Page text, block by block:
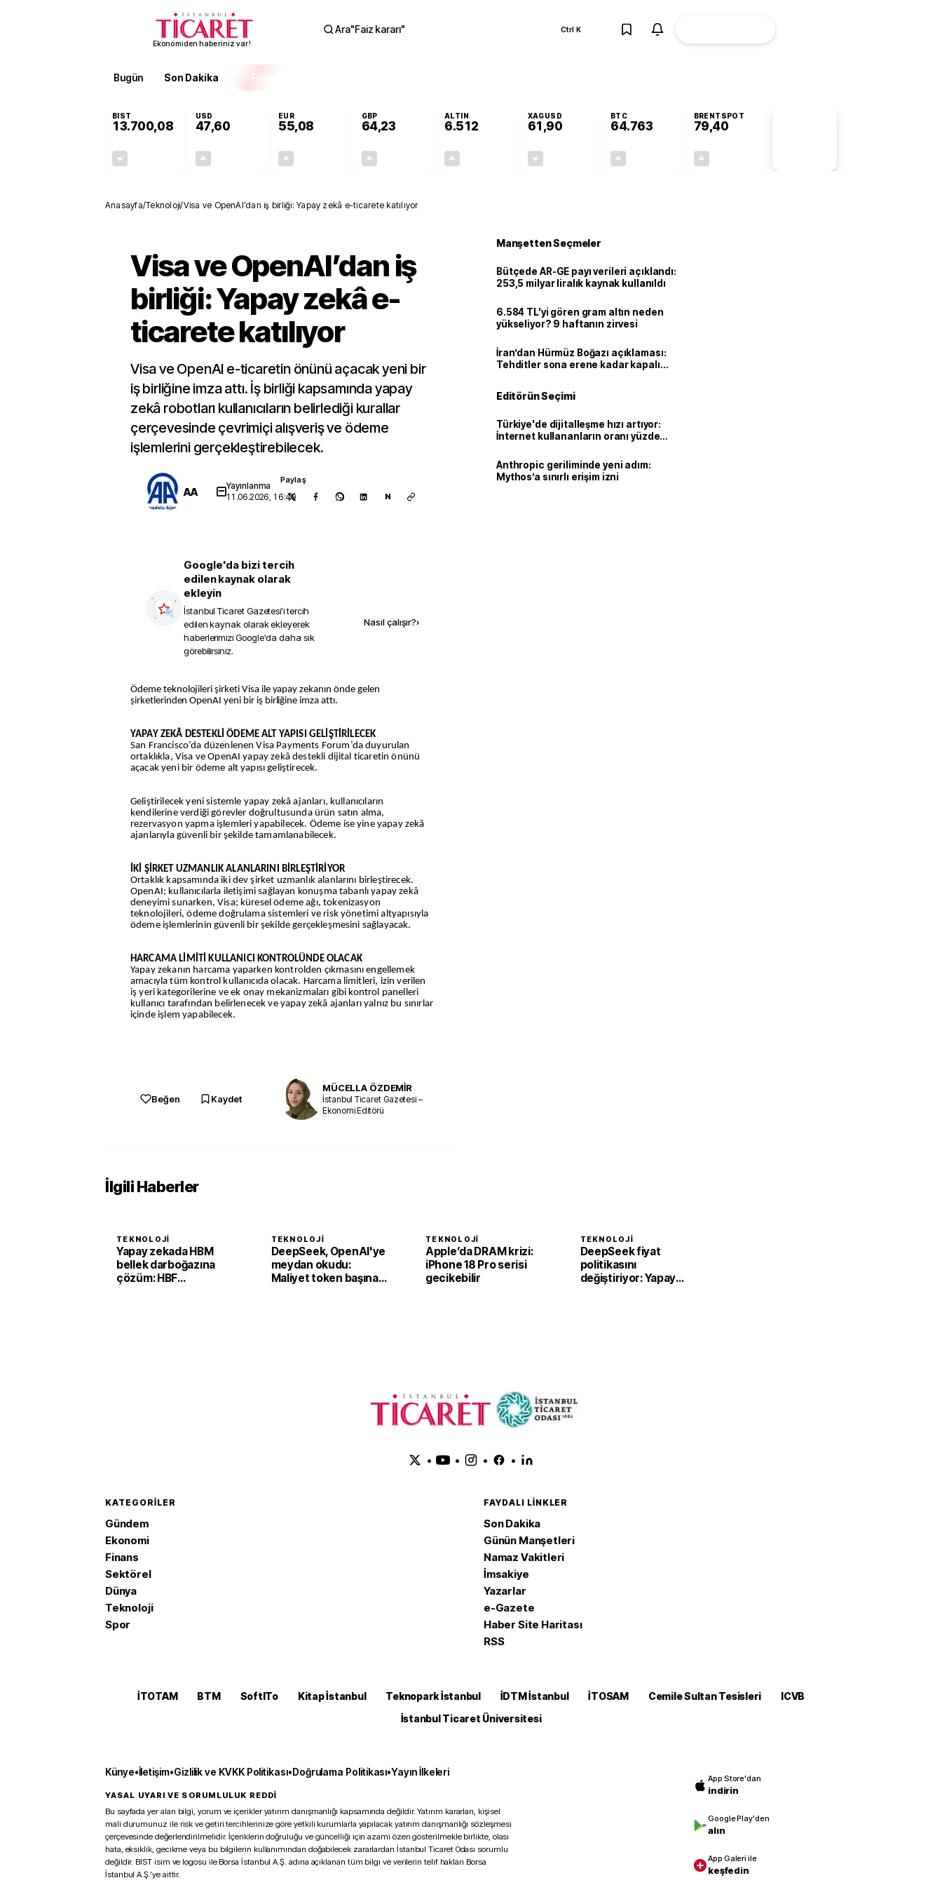
Ekonomiden haberiniz var!
Ara"Faiz kararı" Ctrl K
Bugün Son Dakika Finans
BIST
13.700,08
USD
47,60
EUR
55,08
GBP
64,23
ALTIN
6.512
XAGUSD
61,90
BTC
64.763
BRENTSPOT
79,40
Anasayfa/Teknoloji/Visa ve OpenAl’dan iş birliği: Yapay zekâ e-ticarete katılıyor
Visa ve OpenAl’dan iş
birliği: Yapay zekâ e-
ticarete katılıyor
Visa ve OpenAI e-ticaretin önünü açacak yeni bir
iş birliğine imza attı. İş birliği kapsamında yapay
zekâ robotları kullanıcıların belirlediği kurallar
çerçevesinde çevrimiçi alışveriş ve ödeme
işlemlerini gerçekleştirebilecek.
AA
Yayınlanma
11.06.2026, 16:49
Paylaş
N
Google'da bizi tercih
edilen kaynak olarak
ekleyin
İstanbul Ticaret Gazetesi'i tercih
edilen kaynak olarak ekleyerek
haberlerimizi Google'da daha sık
görebilirsiniz.
Nasıl çalışır?›
Ödeme teknolojileri şirketi Visa ile yapay zekanın önde gelen
şirketlerinden OpenAI yeni bir iş birliğine imza attı.
YAPAY ZEKÂ DESTEKLİ ÖDEME ALT YAPISI GELİŞTİRİLECEK
San Francisco’da düzenlenen Visa Payments Forum’da duyurulan
ortaklıkla, Visa ve OpenAI yapay zekâ destekli dijital ticaretin önünü
açacak yeni bir ödeme alt yapısı geliştirecek.
Geliştirilecek yeni sistemle yapay zekâ ajanları, kullanıcıların
kendilerine verdiği görevler doğrultusunda ürün satın alma,
rezervasyon yapma işlemleri yapabilecek. Ödeme ise yine yapay zekâ
ajanlarıyla güvenli bir şekilde tamamlanabilecek.
İKİ ŞİRKET UZMANLIK ALANLARINI BİRLEŞTİRİYOR
Ortaklık kapsamında iki dev şirket uzmanlık alanlarını birleştirecek.
OpenAI; kullanıcılarla iletişimi sağlayan konuşma tabanlı yapay zekâ
deneyimi sunarken, Visa; küresel ödeme ağı, tokenizasyon
teknolojileri, ödeme doğrulama sistemleri ve risk yönetimi altyapısıyla
ödeme işlemlerinin güvenli bir şekilde gerçekleşmesini sağlayacak.
HARCAMA LİMİTİ KULLANICI KONTROLÜNDE OLACAK
Yapay zekanın harcama yaparken kontrolden çıkmasını engellemek
amacıyla tüm kontrol kullanıcıda olacak. Harcama limitleri, izin verilen
iş yeri kategorilerine ve ek onay mekanizmaları gibi kontrol panelleri
kullanıcı tarafından belirlenecek ve yapay zekâ ajanları yalnız bu sınırlar
içinde işlem yapabilecek.
Beğen Kaydet
MÜCELLA ÖZDEMİR
İstanbul Ticaret Gazetesi –
Ekonomi Editörü
Manşetten Seçmeler
Bütçede AR-GE payı verileri açıklandı:
253,5 milyar liralık kaynak kullanıldı
6.584 TL'yi gören gram altın neden
yükseliyor? 9 haftanın zirvesi
İran’dan Hürmüz Boğazı açıklaması:
Tehditler sona erene kadar kapalı
Editörün Seçimi
Türkiye'de dijitalleşme hızı artıyor:
İnternet kullananların oranı yüzde
Anthropic geriliminde yeni adım:
Mythos’a sınırlı erişim izni
İlgili Haberler
TEKNOLOJI
Yapay zekada HBM
bellek darboğazına
çözüm: HBF
TEKNOLOJI
DeepSeek, OpenAI'ye
meydan okudu:
Maliyet token başına
TEKNOLOJI
Apple’da DRAM krizi:
iPhone 18 Pro serisi
gecikebilir
TEKNOLOJI
DeepSeek fiyat
politikasını
değiştiriyor: Yapay
• • • •
KATEGORILER
Gündem
Ekonomi
Finans
Sektörel
Dünya
Teknoloji
Spor
FAYDALI LINKLER
Son Dakika
Günün Manşetleri
Namaz Vakitleri
İmsakiye
Yazarlar
e-Gazete
Haber Site Haritası
RSS
İTOTAM BTM SoftITo Kitap İstanbul Teknopark İstanbul İDTM İstanbul İTOSAM Cemile Sultan Tesisleri
ICVB
İstanbul Ticaret Üniversitesi
Künye•İletişim•Gizlilik ve KVKK Politikası•Doğrulama Politikası•Yayın İlkeleri
YASAL UYARI VE SORUMLULUK REDDİ
Bu sayfada yer alan bilgi, yorum ve içerikler yatırım danışmanlığı kapsamında değildir. Yatırım kararları, kişisel
mali durumunuz ile risk ve getiri tercihlerinize göre yetkili kurumlarla yapılacak yatırım danışmanlığı sözleşmesi
çerçevesinde değerlendirilmelidir. İçeriklerin doğruluğu ve güncelliği için azami özen gösterilmekle birlikte, olası
hata, eksiklik, gecikme veya bu bilgilerin kullanımından doğabilecek zararlardan İstanbul Ticaret Odası sorumlu
değildir. BIST isim ve logosu ile Borsa İstanbul A.Ş. adına açıklanan tüm bilgi ve verilerin telif hakları Borsa
İstanbul A.Ş.’ye aittir.
App Store'dan
indirin
Google Play'den
alın
App Galeri ile
keşfedin